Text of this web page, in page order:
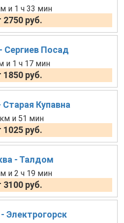
и 1 ч 33 мин
2750 руб.
Сергиев Посад
и 1 ч 17 мин
1850 руб.
Купавна
и 51 мин
1025 руб.
- Талдом
и 2 ч 19 мин
3100 руб.
Электрогорск